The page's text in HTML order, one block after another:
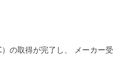
の取得が完了し、 メーカー受